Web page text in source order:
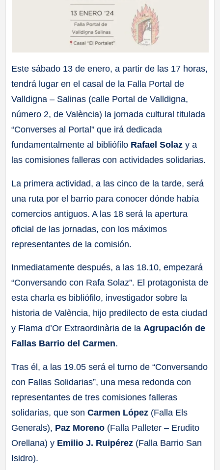
Este sábado 13 de enero, a partir de las 17 horas,
tendrá lugar en el casal de la Falla Portal de
Valldigna – Salinas (calle Portal de Valldigna,
número 2, de València) la jornada cultural titulada
“Converses al Portal” que irá dedicada
fundamentalmente al bibliófilo Rafael Solaz y a
las comisiones falleras con actividades solidarias.
La primera actividad, a las cinco de la tarde, será
una ruta por el barrio para conocer dónde había
comercios antiguos. A las 18 será la apertura
oficial de las jornadas, con los máximos
representantes de la comisión.
Inmediatamente después, a las 18.10, empezará
“Conversando con Rafa Solaz”. El protagonista de
esta charla es bibliófilo, investigador sobre la
historia de València, hijo predilecto de esta ciudad
y Flama d’Or Extraordinària de laAgrupación de
Fallas Barrio del Carmen.
Tras él, a las 19.05 será el turno de “Conversando
con Fallas Solidarias”, una mesa redonda con
representantes de tres comisiones falleras
solidarias, que sonCarmen López (Falla Els
Generals), Paz Moreno (Falla Palleter – Erudito
Orellana) y Emilio J. Ruipérez (Falla Barrio San
Isidro).